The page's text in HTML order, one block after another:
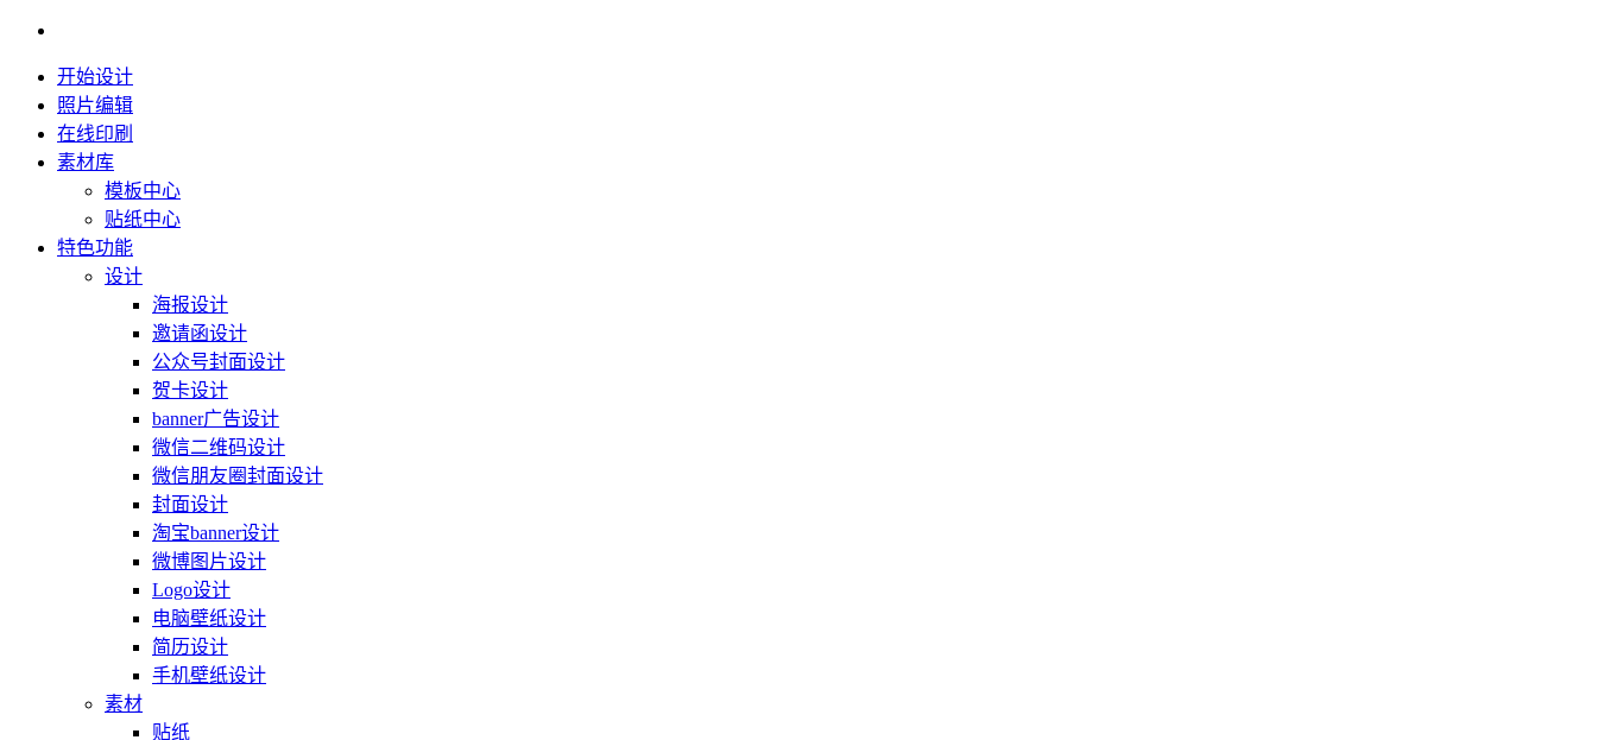
开始设计
照片编辑
在线印刷
素材库
模板中心
贴纸中心
特色功能
设计
海报设计
邀请函设计
公众号封面设计
贺卡设计
banner广告设计
微信二维码设计
微信朋友圈封面设计
封面设计
淘宝banner设计
微博图片设计
Logo设计
电脑壁纸设计
简历设计
手机壁纸设计
素材
贴纸